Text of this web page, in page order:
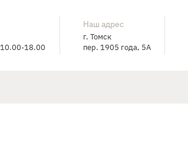
18.00
Наш адрес
г. Томск
пер. 1905 года, 5А